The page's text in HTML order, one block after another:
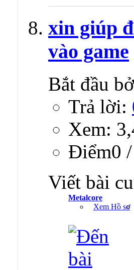
xin giúp
vào game
Bắt đầu
Trả lời:
Xem:
Ðiểm0
Viết bài
Metalcore
Xem Hồ sơ